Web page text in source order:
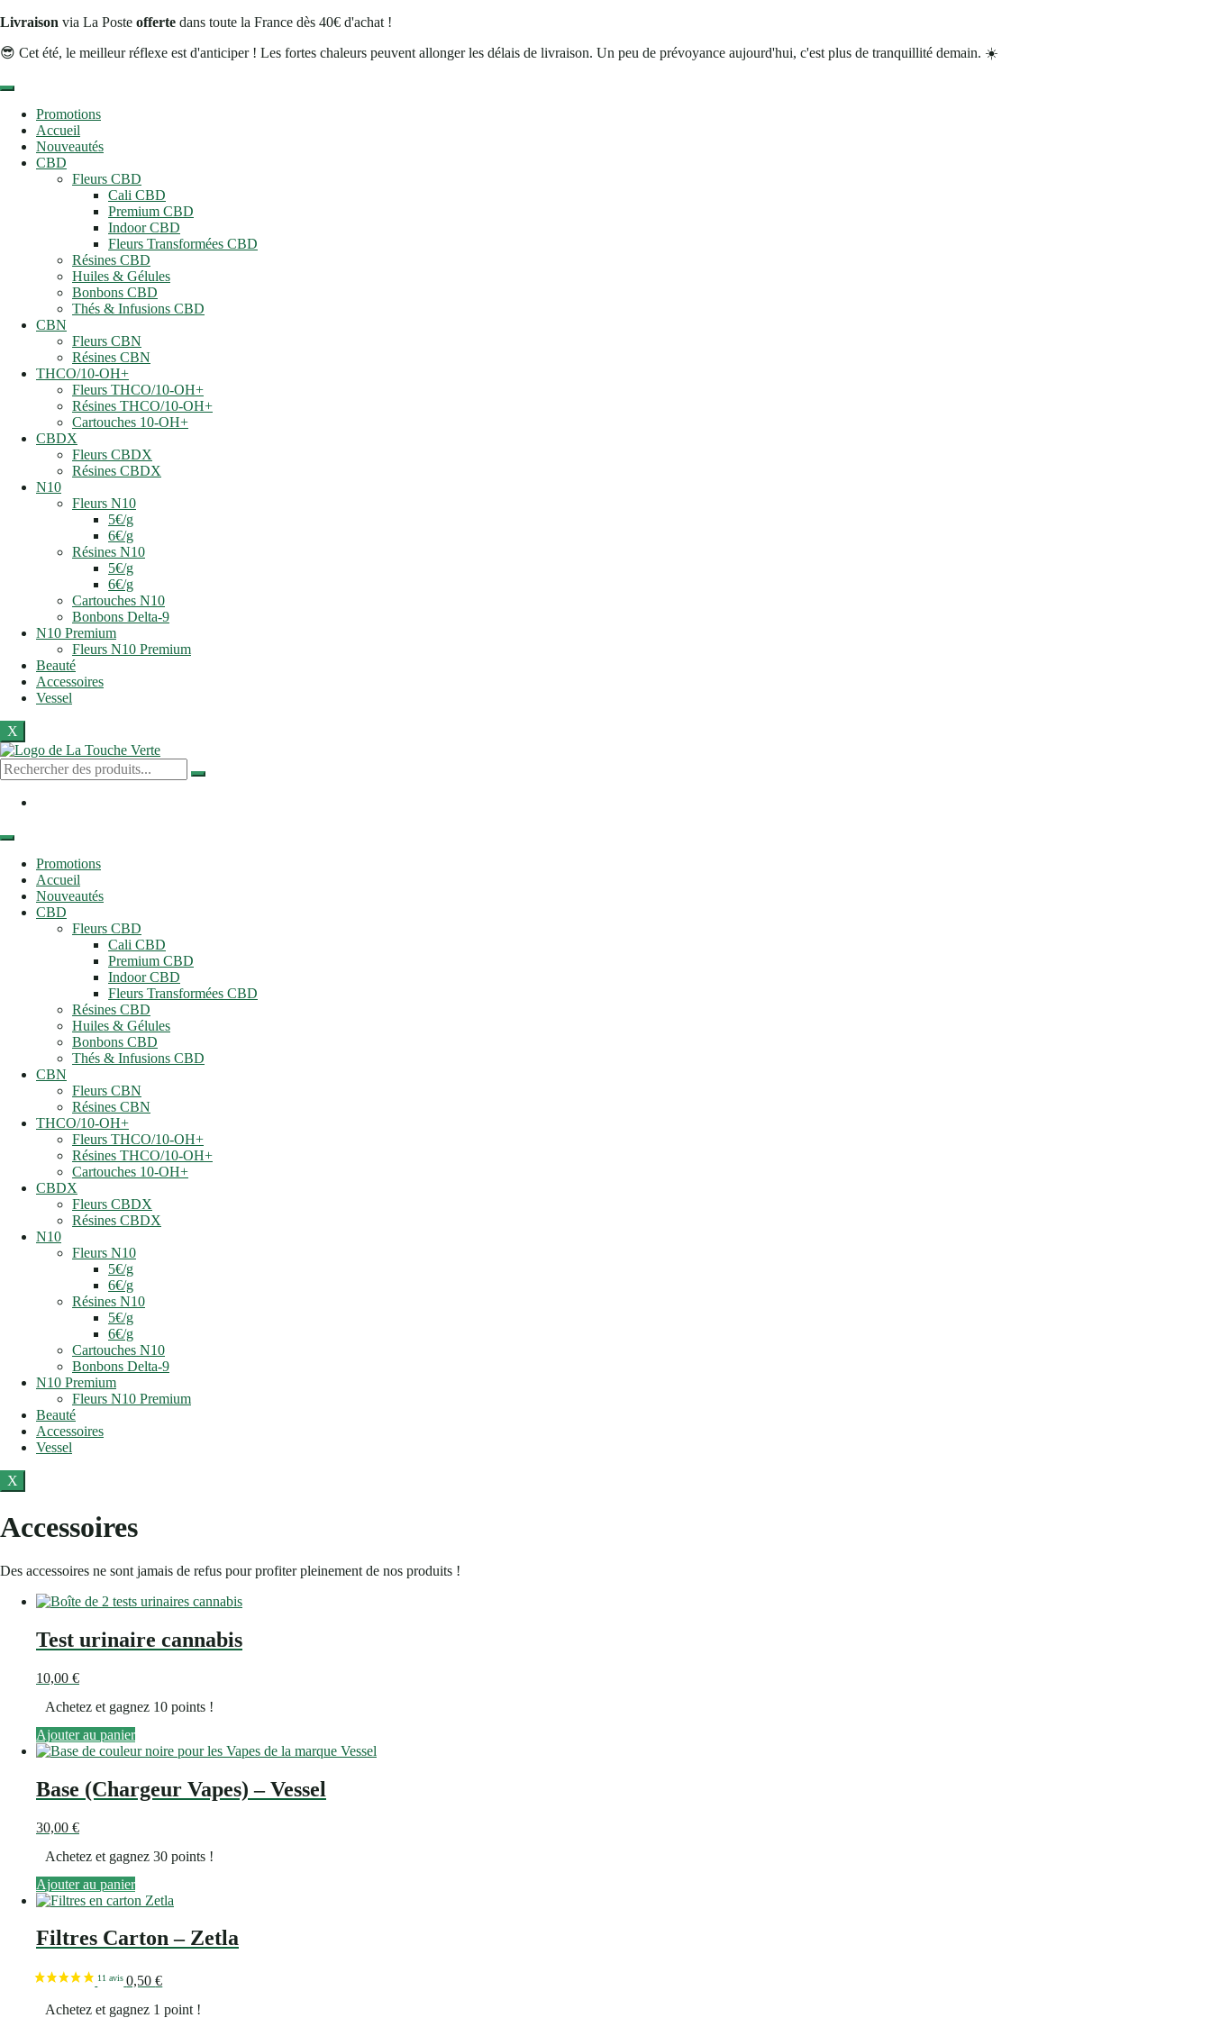
Livraison via La Poste offerte dans toute la France dès 40€ d'achat !
😎 Cet été, le meilleur réflexe est d'anticiper ! Les fortes chaleurs peuvent allonger les délais de livraison. Un peu de prévoyance aujourd'hui, c'est plus de tranquillité demain. ☀️
Promotions
Accueil
Nouveautés
CBD
Fleurs CBD
Cali CBD
Premium CBD
Indoor CBD
Fleurs Transformées CBD
Résines CBD
Huiles & Gélules
Bonbons CBD
Thés & Infusions CBD
CBN
Fleurs CBN
Résines CBN
THCO/10-OH+
Fleurs THCO/10-OH+
Résines THCO/10-OH+
Cartouches 10-OH+
CBDX
Fleurs CBDX
Résines CBDX
N10
Fleurs N10
5€/g
6€/g
Résines N10
5€/g
6€/g
Cartouches N10
Bonbons Delta-9
N10 Premium
Fleurs N10 Premium
Beauté
Accessoires
Vessel
X
Promotions
Accueil
Nouveautés
CBD
Fleurs CBD
Cali CBD
Premium CBD
Indoor CBD
Fleurs Transformées CBD
Résines CBD
Huiles & Gélules
Bonbons CBD
Thés & Infusions CBD
CBN
Fleurs CBN
Résines CBN
THCO/10-OH+
Fleurs THCO/10-OH+
Résines THCO/10-OH+
Cartouches 10-OH+
CBDX
Fleurs CBDX
Résines CBDX
N10
Fleurs N10
5€/g
6€/g
Résines N10
5€/g
6€/g
Cartouches N10
Bonbons Delta-9
N10 Premium
Fleurs N10 Premium
Beauté
Accessoires
Vessel
X
Accessoires
Des accessoires ne sont jamais de refus pour profiter pleinement de nos produits !
Test urinaire cannabis
10,00 €
Achetez et gagnez 10 points !
Ajouter au panier
Base (Chargeur Vapes) – Vessel
30,00 €
Achetez et gagnez 30 points !
Ajouter au panier
Filtres Carton – Zetla
0,50€
Achetez et gagnez 1 point !